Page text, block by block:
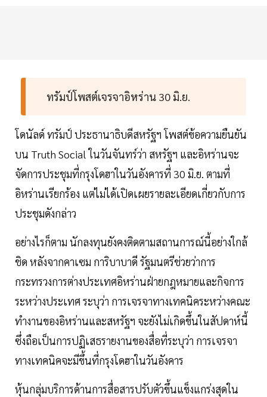
ทรัมป์โพสต์เจรจาอิหร่าน 30 มิ.ย.
โดนัลด์ ทรัมป์ ประธานาธิบดีสหรัฐฯ โพสต์ข้อความยืนยัน
บน Truth Social ในวันจันทร์ว่า สหรัฐฯ และอิหร่านจะ
จัดการประชุมที่กรุงโดฮาในวันอังคารที่ 30 มิ.ย. ตามที่
อิหร่านเรียกร้อง แต่ไม่ได้เปิดเผยรายละเอียดเกี่ยวกับการ
ประชุมดังกล่าว
อย่างไรก็ตาม นักลงทุนยังคงติดตามสถานการณ์นี้อย่างใกล้
ชิด หลังจากคาเซม การิบาบาดี รัฐมนตรีช่วยว่าการ
กระทรวงการต่างประเทศอิหร่านฝ่ายกฎหมายและกิจการ
ระหว่างประเทศ ระบุว่า การเจรจาทางเทคนิคระหว่างคณะ
ทำงานของอิหร่านและสหรัฐฯ จะยังไม่เกิดขึ้นในสัปดาห์นี้
ซึ่งถือเป็นการปฏิเสธรายงานของสื่อที่ระบุว่า การเจรจา
ทางเทคนิคจะมีขึ้นที่กรุงโดฮาในวันอังคาร
หุ้นกลุ่มบริการด้านการสื่อสารปรับตัวขึ้นแข็งแกร่งสุดใน